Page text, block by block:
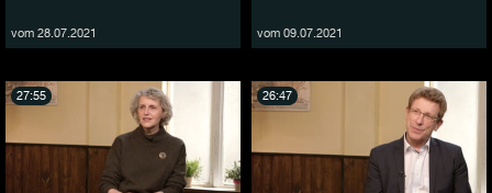
vom 28.07.2021 vom 09.07.2021
27:55 26:47